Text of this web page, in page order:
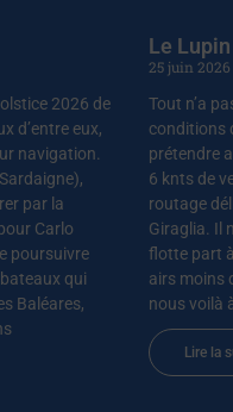
2026 de
d’entre eux,
navigation.
par la
Carlo
poursuivre
qui
Baléares,
Le
25 juin 2026
Tout n’a
conditions
prétendre
6 knts de
routage
Giraglia. Il
flotte part
airs moins
nous voilà
Lire la